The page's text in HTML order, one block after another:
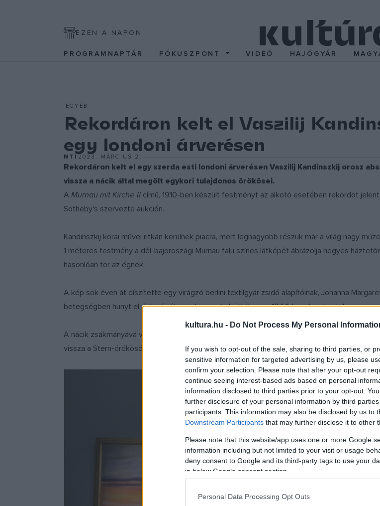
kultura.hu - Do Not Process My Personal
If you wish to opt-out of the sale, sharing to third parties, or
sensitive information for targeted advertising by us, please
confirm your selection. Please note that after your opt-out
continue seeing interest-based ads based on personal
information disclosed to third parties prior to your opt-out.
further disclosure of your personal information by third
participants. This information may also be disclosed by us to
Downstream Participants that may further disclose it to other
Please note that this website/app uses one or more Google
information including but not limited to your visit or usage
deny consent to Google and its third-party tags to use your
in below Google consent section.
Personal Data Processing Opt Outs
EZEN A NAPON
PROGRAMNAPTÁR FÓKUSZPONT VIDEÓ HAJÓGYÁR
EGYÉB
Rekordáron kelt el Vaszilij
egy londoni árverésen
MTI 2023. MÁRCIUS 2.
Rekordáron kelt el egy szerda esti londoni árverésen Vaszilij Kandinszkij orosz
vissza a nácik által megölt egykori tulajdonos örökösei.
A Murnau mit Kirche II című, 1910-ben készült festményt az alkotó esetében rekordot
Sotheby's szervezte aukción.
Kandinszkij korai művei ritkán kerülnek piacra, mert legnagyobb részük már a világ nagy
1 méteres festmény a dél-bajoroszági Murnau falu színes látképét ábrázolja hegyes
hasonlóan tör az égnek.
A kép sok éven át díszítette egy virágzó berlini textilgyár zsidó alapítóinak, Johanna
betegségben hunyt el, feleségét azonban a nácik ölték meg 1944-ben Auschwitzban.
A nácik zsákmányává vált festményt mintegy tíz éve azonosították a hollandiai Eindhoven
vissza a Stern-örökösöknek.